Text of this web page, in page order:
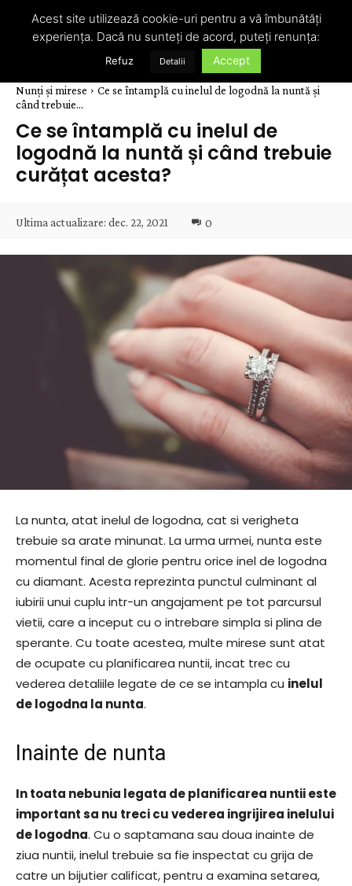
Nunți și mirese
Ce se întamplă cu inelul de logodnă la nuntă și
când trebuie...
Ce se întamplă cu inelul de
logodnă la nuntă și când trebuie
curățat acesta?
Ultima actualizare: dec. 22, 2021 0
La nunta, atat inelul de logodna, cat si verigheta
trebuie sa arate minunat. La urma urmei, nunta este
momentul final de glorie pentru orice inel de logodna
cu diamant. Acesta reprezinta punctul culminant al
iubirii unui cuplu intr-un angajament pe tot parcursul
vietii, care a inceput cu o intrebare simpla si plina de
sperante. Cu toate acestea, multe mirese sunt atat
de ocupate cu planificarea nuntii, incat trec cu
vederea detaliile legate de ce se intampla cu inelul
de logodna la nunta.
Inainte de nunta
In toata nebunia legata de planificarea nuntii este
important sa nu treci cu vederea ingrijirea inelului
de logodna. Cu o saptamana sau doua inainte de
ziua nuntii, inelul trebuie sa fie inspectat cu grija de
catre un bijutier calificat, pentru a examina setarea,
Acest site utilizează cookie-uri pentru a vă îmbunătăți
experiența. Dacă nu sunteți de acord, puteți renunța:
Refuz Detalii Accept